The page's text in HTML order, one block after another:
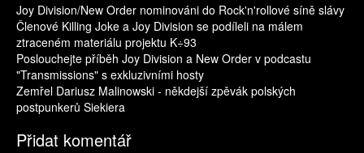
Joy Division/New Order nominováni do Rock'n'rollové síně slávy
Členové Killing Joke a Joy Division se podíleli na málem
ztraceném materiálu projektu K÷93
Poslouchejte příběh Joy Division a New Order v podcastu
"Transmissions" s exkluzivními hosty
Zemřel Dariusz Malinowski - někdejší zpěvák polských
postpunkerů Siekiera
Přidat komentář